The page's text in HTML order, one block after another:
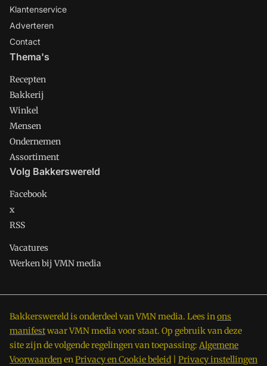
Klantenservice
Adverteren
Contact
Thema's
Recepten
Bakkerij
Winkel
Mensen
Ondernemen
Assortiment
Volg Bakkerswereld
Facebook
x
RSS
Vacatures
Werken bij VMN media
Bakkerswereld is onderdeel van VMN media. Lees inons
manifestwaar VMN media voor staat. Op gebruik van deze
site zijn de volgende regelingen van toepassing: Algemene
VoorwaardenenPrivacy en Cookie beleid Privacy instellingen